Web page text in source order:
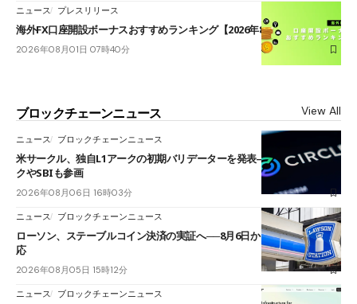
ニュース プレスリリース
海外FX口座開設ボーナスおすすめランキング【2026年8月最新】
2026年08月01日 07時40分
ブロックチェーンニュース View All
ニュース ブロックチェーンニュース
米サークル、独自L1アークの初期バリデーターを発表――ブラックロッ
クやSBIも参画
2026年08月06日 16時03分
ニュース ブロックチェーンニュース
ローソン、ステーブルコイン決済の実証へ──8月6日からJPYCやUSDC対
応
2026年08月05日 15時12分
ニュース ブロックチェーンニュース